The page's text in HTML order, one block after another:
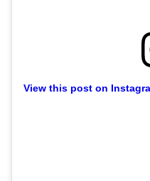
View this post on